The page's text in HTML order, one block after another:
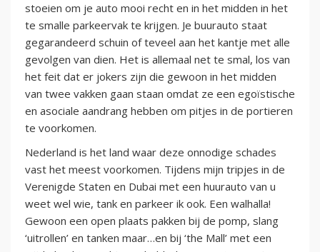
stoeien om je auto mooi recht en in het midden in het
te smalle parkeervak te krijgen. Je buurauto staat
gegarandeerd schuin of teveel aan het kantje met alle
gevolgen van dien. Het is allemaal net te smal, los van
het feit dat er jokers zijn die gewoon in het midden
van twee vakken gaan staan omdat ze een egoïstische
en asociale aandrang hebben om pitjes in de portieren
te voorkomen.
Nederland is het land waar deze onnodige schades
vast het meest voorkomen. Tijdens mijn tripjes in de
Verenigde Staten en Dubai met een huurauto van u
weet wel wie, tank en parkeer ik ook. Een walhalla!
Gewoon een open plaats pakken bij de pomp, slang
‘uitrollen’ en tanken maar…en bij ‘the Mall’ met een